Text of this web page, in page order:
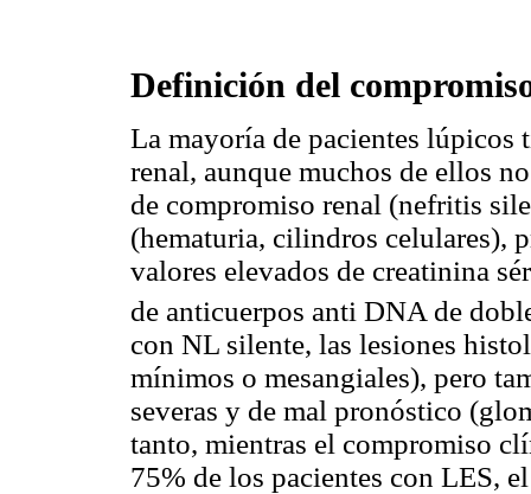
Definición del
La mayoría de pacientes lúpicos
renal, aunque muchos de ellos
de compromiso renal (nefritis
(hematuria, cilindros celulares),
valores elevados de creatinina
de anticuerpos anti DNA de
con NL silente, las lesiones
mínimos o mesangiales), pero
severas y de mal pronóstico
tanto, mientras el compromiso
75% de los pacientes con LES,